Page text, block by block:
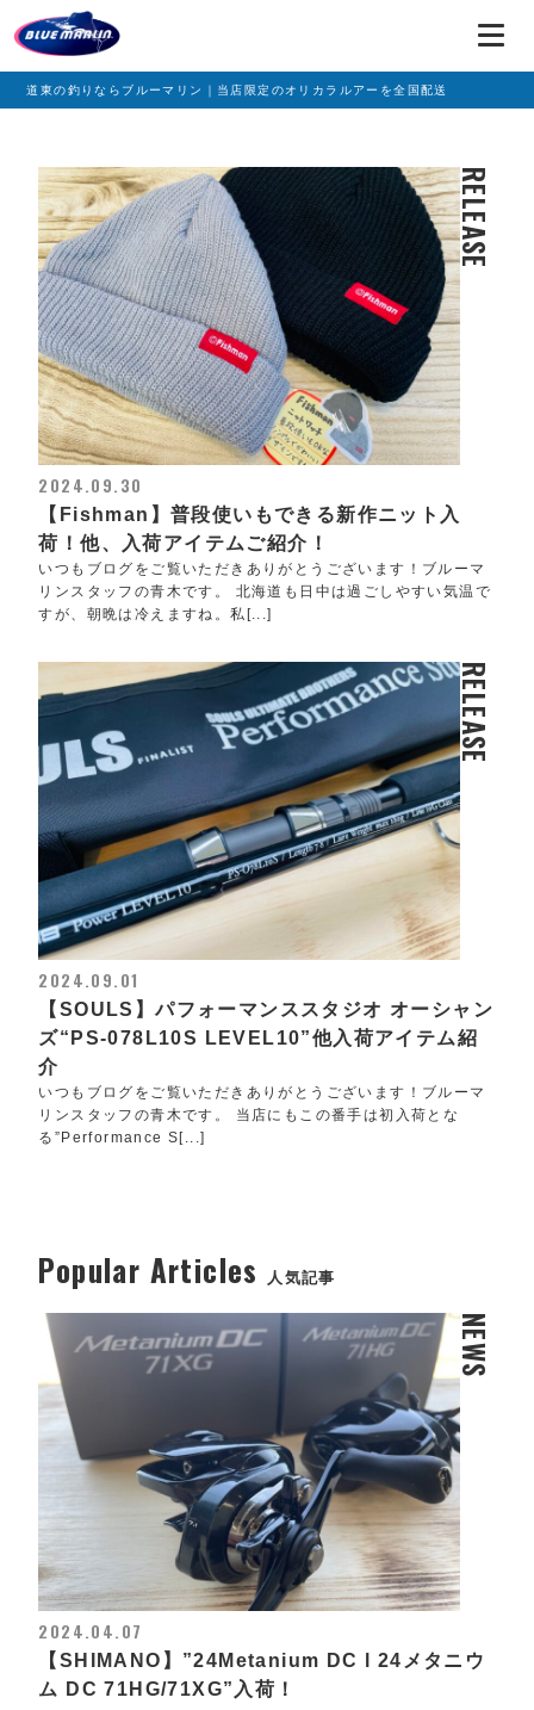
道東の釣りならブルーマリン｜当店限定のオリカラルアーを全国配送
RELEASE
2024.09.30
【Fishman】普段使いもできる新作ニット入
荷！他、入荷アイテムご紹介！
いつもブログをご覧いただきありがとうございます！ブルーマ
リンスタッフの青木です。 北海道も日中は過ごしやすい気温で
すが、朝晩は冷えますね。私[...]
RELEASE
2024.09.01
【SOULS】パフォーマンススタジオ オーシャン
ズ“PS-078L10S LEVEL10”他入荷アイテム紹
介
いつもブログをご覧いただきありがとうございます！ブルーマ
リンスタッフの青木です。 当店にもこの番手は初入荷とな
る”Performance S[...]
Popular Articles 人気記事
NEWS
2024.04.07
【SHIMANO】”24Metanium DC l 24メタニウ
ム DC 71HG/71XG”入荷！